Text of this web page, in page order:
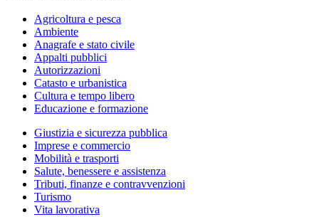
Agricoltura e pesca
Ambiente
Anagrafe e stato civile
Appalti pubblici
Autorizzazioni
Catasto e urbanistica
Cultura e tempo libero
Educazione e formazione
Giustizia e sicurezza pubblica
Imprese e commercio
Mobilità e trasporti
Salute, benessere e assistenza
Tributi, finanze e contravvenzioni
Turismo
Vita lavorativa